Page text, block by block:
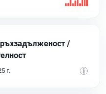
/
г.